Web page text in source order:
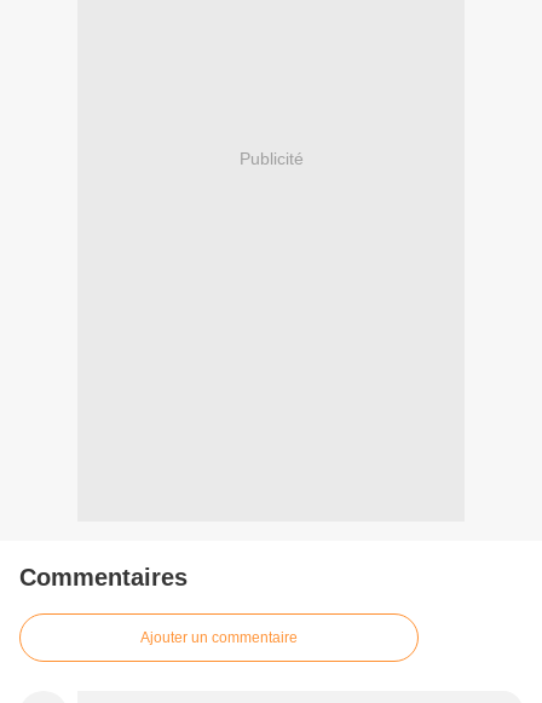
Publicité
Commentaires
Ajouter un commentaire